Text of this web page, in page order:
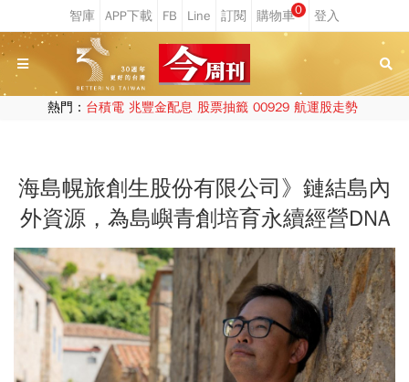
0
熱門： 台積電 兆豐金配息 股票抽籤 00929 航運股走勢
海島幌旅創生股份有限公司》鏈結島內
外資源，為島嶼青創培育永續經營DNA